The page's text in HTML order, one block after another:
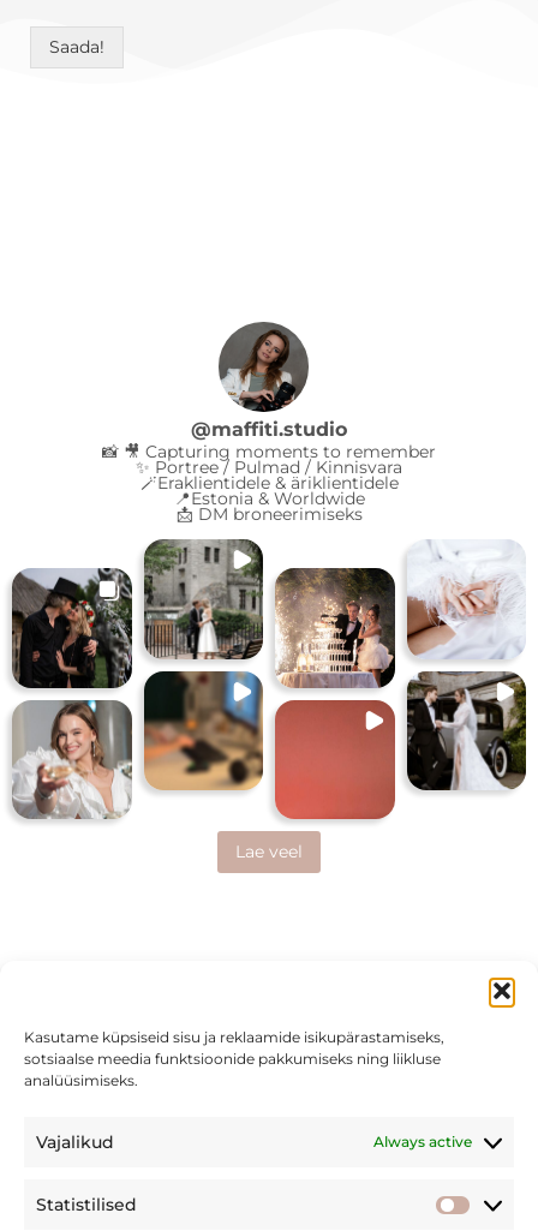
Kasutame küpsiseid sisu ja reklaamide isikupärastamiseks,
sotsiaalse meedia funktsioonide pakkumiseks ning liikluse
analüüsimiseks.
Vajalikud Always active
Statistilised
Saada!
@maffiti.studio
📸 🎥 Capturing moments to remember
✨ Portree / Pulmad / Kinnisvara
🪄Eraklientidele & äriklientidele
📍Estonia & Worldwide
📩 DM broneerimiseks
Lae veel